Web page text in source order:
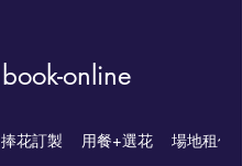
book-online
捧花訂製 用餐+選花 場地租借